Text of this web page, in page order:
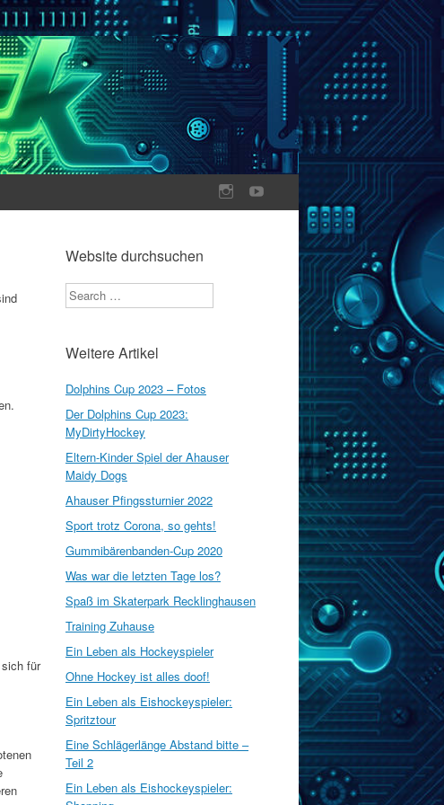
für
Website durchsuchen
Search
Weitere Artikel
Dolphins Cup 2023 – Fotos
Der Dolphins Cup 2023:
MyDirtyHockey
Eltern-Kinder Spiel der Ahauser
Maidy Dogs
Ahauser Pfingssturnier 2022
Sport trotz Corona, so gehts!
Gummibärenbanden-Cup 2020
Was war die letzten Tage los?
Spaß im Skaterpark Recklinghausen
Training Zuhause
Ein Leben als Hockeyspieler
Ohne Hockey ist alles doof!
Ein Leben als Eishockeyspieler:
Spritztour
Eine Schlägerlänge Abstand bitte –
Teil 2
Ein Leben als Eishockeyspieler: